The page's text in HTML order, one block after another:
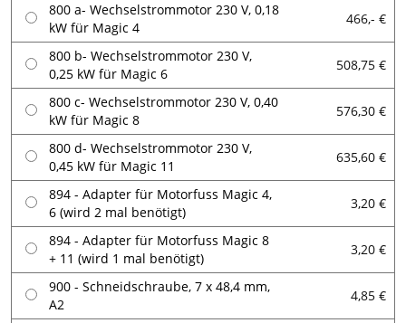
800 a- Wechselstrommotor 230 V, 0,18
kW für Magic 4
466,- €
800 b- Wechselstrommotor 230 V,
0,25 kW für Magic 6
508,75 €
800 c- Wechselstrommotor 230 V, 0,40
kW für Magic 8
576,30 €
800 d- Wechselstrommotor 230 V,
0,45 kW für Magic 11
635,60 €
894 - Adapter für Motorfuss Magic 4,
6 (wird 2 mal benötigt)
3,20 €
894 - Adapter für Motorfuss Magic 8
+ 11 (wird 1 mal benötigt)
3,20 €
900 - Schneidschraube, 7 x 48,4 mm,
A2
4,85 €